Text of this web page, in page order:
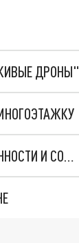
ДРОНЫ"
АВИАРЕЙСЫ ИЗ КЕМЕРОВА В ЕКАТЕРИНБУРГ И ЧИТУ ИЗ-ЗА СЛАБОЙ ВОСТРЕБОВАННОСТИ И СОКРАЩЕНИЯ СУБСИДИЙ